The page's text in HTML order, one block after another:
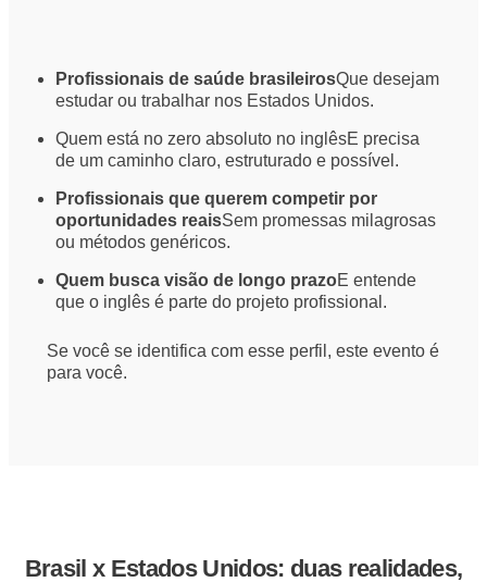
Profissionais de saúde brasileirosQue desejam
estudar ou trabalhar nos Estados Unidos.
Quem está no zero absoluto no inglêsE precisa
de um caminho claro, estruturado e possível.
Profissionais que querem competir por
oportunidades reaisSem promessas milagrosas
ou métodos genéricos.
Quem busca visão de longo prazoE entende
que o inglês é parte do projeto profissional.
Se você se identifica com esse perfil, este evento é
para você.
Brasil x Estados Unidos: duas realidades,